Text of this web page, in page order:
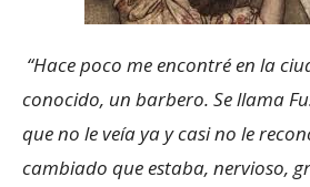
“Hace poco me encontré en la
conocido, un barbero. Se llama
que no le veía ya y casi no le
cambiado que estaba, nervioso,